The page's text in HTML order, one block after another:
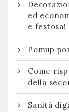
ed
e festosa!
Pomup
Come
della
Sanità